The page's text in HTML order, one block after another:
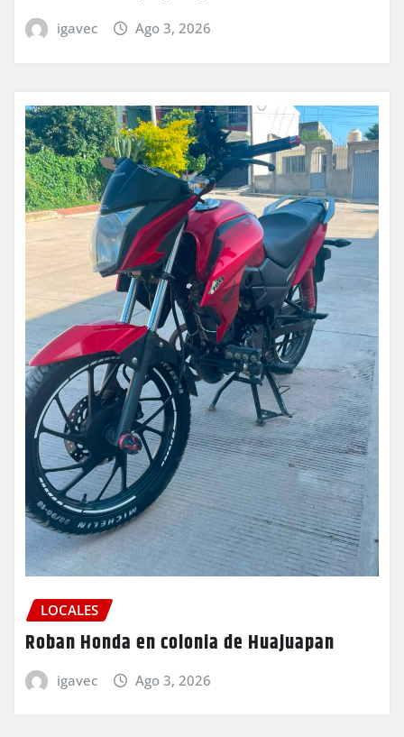
igavec Ago 3, 2026
LOCALES
Roban Honda en colonia de Huajuapan
igavec Ago 3, 2026